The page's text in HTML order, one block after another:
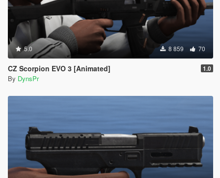
5.0 8 859 70
CZ Scorpion EVO 3 [Animated] 1.0
By DynsPr